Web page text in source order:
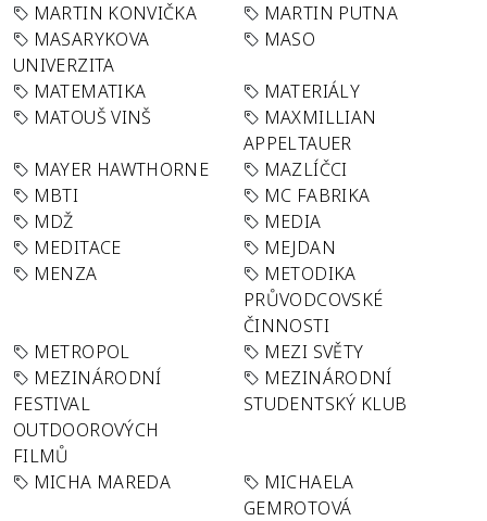
MARTIN KONVIČKA
MARTIN PUTNA
MASARYKOVA
UNIVERZITA
MASO
MATEMATIKA
MATERIÁLY
MATOUŠ VINŠ
MAXMILLIAN
APPELTAUER
MAYER HAWTHORNE
MAZLÍČCI
MBTI
MC FABRIKA
MDŽ
MEDIA
MEDITACE
MEJDAN
MENZA
METODIKA
PRŮVODCOVSKÉ
ČINNOSTI
METROPOL
MEZI SVĚTY
MEZINÁRODNÍ
FESTIVAL
OUTDOOROVÝCH
FILMŮ
MEZINÁRODNÍ
STUDENTSKÝ KLUB
MICHA MAREDA
MICHAELA
GEMROTOVÁ